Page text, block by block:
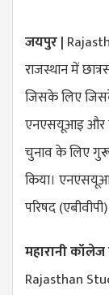
जयपुर |
राजस्थान में
जिसके लिए
एनएसयूआइ और
चुनाव के लिए
किया।
परिषद
महारानी
Rajasthan